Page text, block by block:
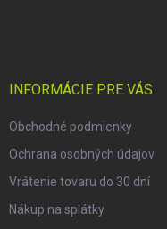
INFORMÁCIE PRE VÁS
Obchodné podmienky
Ochrana osobných údajov
Vrátenie tovaru do 30 dní
Nákup na splátky